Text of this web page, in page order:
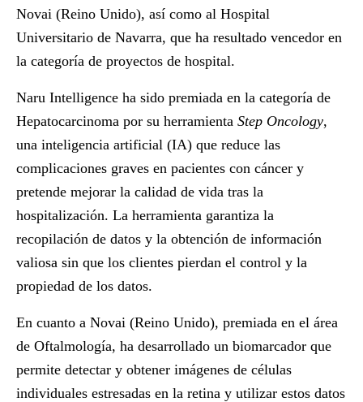
Novai (Reino Unido), así como al Hospital
Universitario de Navarra, que ha resultado vencedor en
la categoría de proyectos de hospital.
Naru Intelligence ha sido premiada en la categoría de
Hepatocarcinoma por su herramienta Step Oncology,
una inteligencia artificial (IA) que reduce las
complicaciones graves en pacientes con cáncer y
pretende mejorar la calidad de vida tras la
hospitalización. La herramienta garantiza la
recopilación de datos y la obtención de información
valiosa sin que los clientes pierdan el control y la
propiedad de los datos.
En cuanto a Novai (Reino Unido), premiada en el área
de Oftalmología, ha desarrollado un biomarcador que
permite detectar y obtener imágenes de células
individuales estresadas en la retina y utilizar estos datos